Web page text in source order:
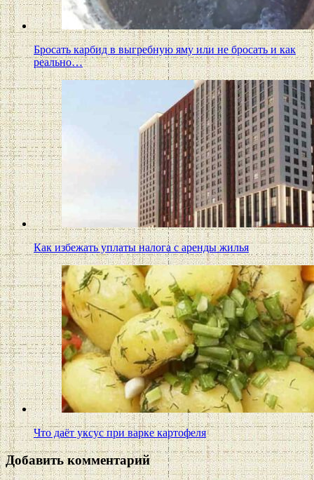
Бросать карбид в выгребную яму или не бросать и как
реально…
Как избежать уплаты налога с аренды жилья
Что даёт уксус при варке картофеля
Добавить комментарий